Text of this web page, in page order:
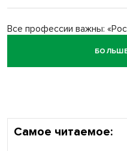
Все профессии важны:
Самое читаемое: